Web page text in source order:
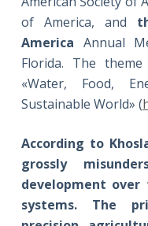
of America, and
America Annual
Florida. The
«Water, Food,
Sustainable World» (
According to
grossly
development
systems. The